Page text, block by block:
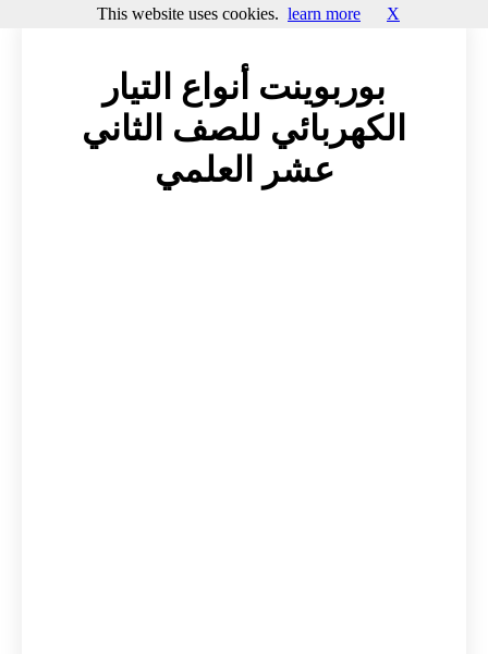
بوربوينت أنواع التيار
الكهربائي للصف الثاني
عشر العلمي
This website uses cookies. learn more X